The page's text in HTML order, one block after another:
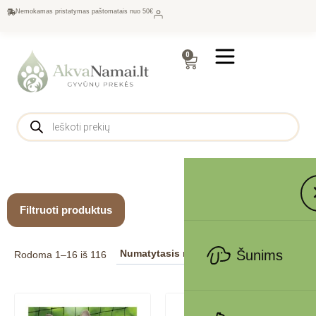
Nemokamas pristatymas paštomatais nuo 50€
0
Šunims
Filtruoti produktus
Rodoma 1–16 iš 116